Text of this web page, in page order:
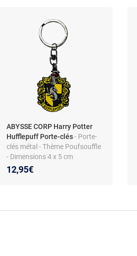
ABYSSE CORP Harry Potter
Hufflepuff Porte-clés- Porte-
clés métal - Thème Poufsouffle
- Dimensions 4 x 5 cm
12,95€